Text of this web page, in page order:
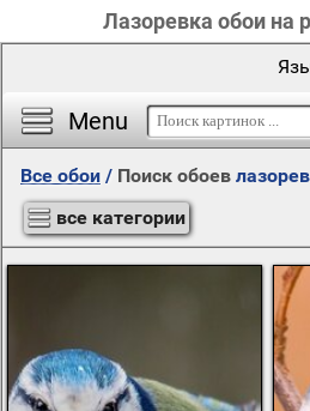
Лазоревка обои на
Menu
Все обои / Поиск обоев
все категории